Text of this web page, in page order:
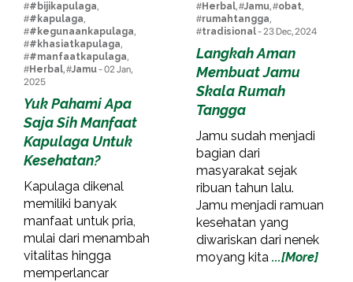
##bijikapulaga,
##kapulaga,
##kegunaankapulaga,
##khasiatkapulaga,
##manfaatkapulaga,
#Herbal, #Jamu- 02 Jan,
2025
Yuk Pahami Apa
Saja Sih Manfaat
Kapulaga Untuk
Kesehatan?
Kapulaga dikenal
memiliki banyak
manfaat untuk pria,
mulai dari menambah
vitalitas hingga
memperlancar
#Herbal, #Jamu, #obat,
#rumahtangga,
#tradisional- 23 Dec, 2024
Langkah Aman
Membuat Jamu
Skala Rumah
Tangga
Jamu sudah menjadi
bagian dari
masyarakat sejak
ribuan tahun lalu.
Jamu menjadi ramuan
kesehatan yang
diwariskan dari nenek
moyang kita ...[More]